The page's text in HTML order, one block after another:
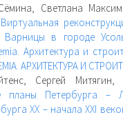
Светлана
Виртуальная
Варницы в городе
Архитектура и
АРХИТЕКТУРА И
Сергей Митягин,
планы Петербурга –
XX – начала XXI